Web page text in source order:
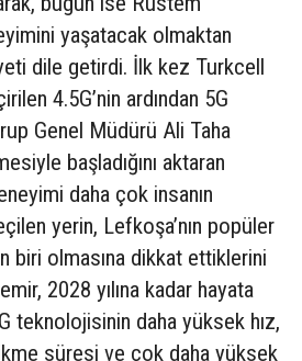
yaşatacak olmaktan
dile getirdi. İlk kez Turkcell
4.5G’nin ardından 5G
Genel Müdürü Ali Taha
başladığını aktaran
daha çok insanın
yerin, Lefkoşa’nın popüler
biri olmasına dikkat ettiklerini
2028 yılına kadar hayata
teknolojisinin daha yüksek hız,
süresi ve çok daha yüksek